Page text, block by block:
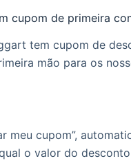
cupom de primeira
tem cupom de
mão para os
meu cupom”,
o valor do